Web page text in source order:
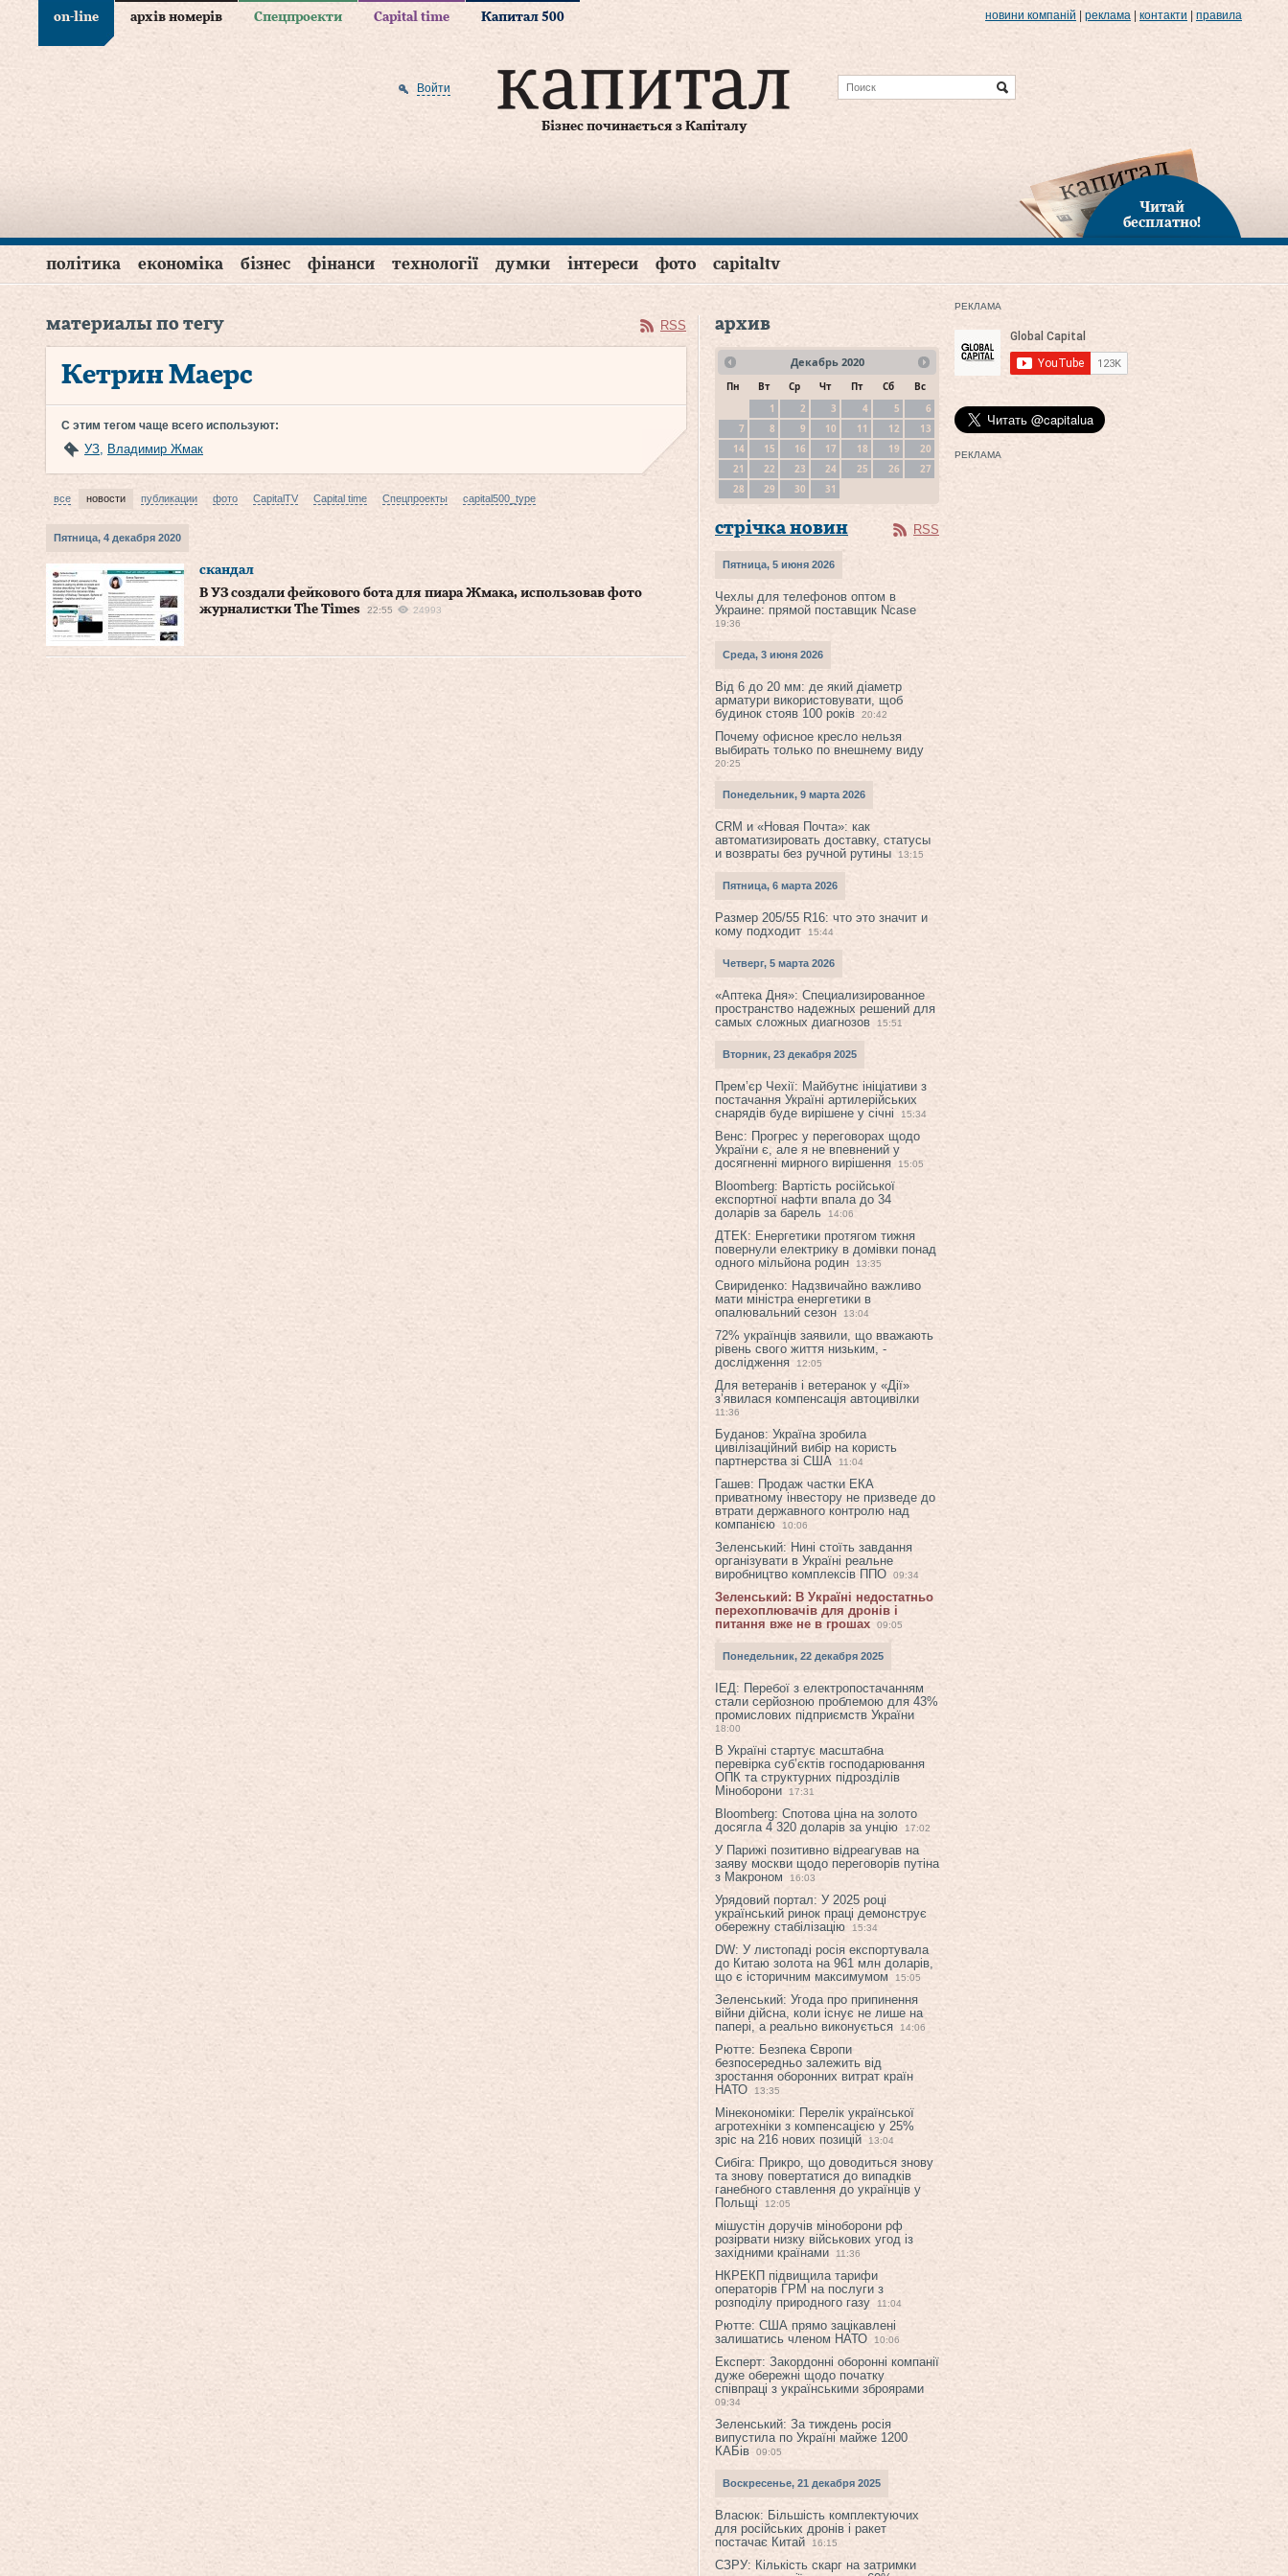
on-line архів номерів Спецпроекти Capital time Капитал 500 новини компаній реклама контакти правила
Бізнес починається з Капіталу
Войти
Читай
бесплатно!
політика економіка бізнес фінанси технології думки інтереси фото capitaltv
материалы по тегу RSS
Кетрин Маерс
С этим тегом чаще всего используют:
УЗ, Владимир Жмак
все новости публикации фото CapitalTV Capital time Спецпроекты capital500_type
Пятница, 4 декабря 2020
скандал
В УЗ создали фейкового бота для пиара Жмака, использовав фото
журналистки Тhe Times
22:55 24993
архив
Декабрь 2020
Пн Вт Ср Чт Пт Сб
Вс
1
2 3 4 5
6
7
8 9 10 11 12
13
14
15 16 17 18 19
20
21
22 23 24 25 26
27
28
29 30 31
стрічка новин RSS
Пятница, 5 июня 2026
Чехлы для телефонов оптом в
Украине: прямой поставщик Ncase
19:36
Среда, 3 июня 2026
Від 6 до 20 мм: де який діаметр
арматури використовувати, щоб
будинок стояв 100 років
20:42
Почему офисное кресло нельзя
выбирать только по внешнему виду
20:25
Понедельник, 9 марта 2026
CRM и «Новая Почта»: как
автоматизировать доставку, статусы
и возвраты без ручной рутины
13:15
Пятница, 6 марта 2026
Размер 205/55 R16: что это значит и
кому подходит
15:44
Четверг, 5 марта 2026
«Аптека Дня»: Специализированное
пространство надежных решений для
самых сложных диагнозов
15:51
Вторник, 23 декабря 2025
Прем’єр Чехії: Майбутнє ініціативи з
постачання Україні артилерійських
снарядів буде вирішене у січні
15:34
Венс: Прогрес у переговорах щодо
України є, але я не впевнений у
досягненні мирного вирішення
15:05
Bloomberg: Вартість російської
експортної нафти впала до 34
доларів за барель
14:06
ДТЕК: Енергетики протягом тижня
повернули електрику в домівки понад
одного мільйона родин
13:35
Свириденко: Надзвичайно важливо
мати міністра енергетики в
опалювальний сезон
13:04
72% українців заявили, що вважають
рівень свого життя низьким, -
дослідження
12:05
Для ветеранів і ветеранок у «Дії»
з’явилася компенсація автоцивілки
11:36
Буданов: Україна зробила
цивілізаційний вибір на користь
партнерства зі США
11:04
Гашев: Продаж частки ЕКА
приватному інвестору не призведе до
втрати державного контролю над
компанією
10:06
Зеленський: Нині стоїть завдання
організувати в Україні реальне
виробництво комплексів ППО
09:34
Зеленський: В Україні недостатньо
перехоплювачів для дронів і
питання вже не в грошах
09:05
Понедельник, 22 декабря 2025
ІЕД: Перебої з електропостачанням
стали серйозною проблемою для 43%
промислових підприємств України
18:00
В Україні стартує масштабна
перевірка суб’єктів господарювання
ОПК та структурних підрозділів
Міноборони
17:31
Bloomberg: Спотова ціна на золото
досягла 4 320 доларів за унцію
17:02
У Парижі позитивно відреагував на
заяву москви щодо переговорів путіна
з Макроном
16:03
Урядовий портал: У 2025 році
український ринок праці демонструє
обережну стабілізацію
15:34
DW: У листопаді росія експортувала
до Китаю золота на 961 млн доларів,
що є історичним максимумом
15:05
Зеленський: Угода про припинення
війни дійсна, коли існує не лише на
папері, а реально виконується
14:06
Рютте: Безпека Європи
безпосередньо залежить від
зростання оборонних витрат країн
НАТО
13:35
Мінекономіки: Перелік української
агротехніки з компенсацією у 25%
зріс на 216 нових позицій
13:04
Сибіга: Прикро, що доводиться знову
та знову повертатися до випадків
ганебного ставлення до українців у
Польщі
12:05
мішустін доручів міноборони рф
розірвати низку військових угод із
західними країнами
11:36
НКРЕКП підвищила тарифи
операторів ГРМ на послуги з
розподілу природного газу
11:04
Рютте: США прямо зацікавлені
залишатись членом НАТО
10:06
Експерт: Закордонні оборонні компанії
дуже обережні щодо початку
співпраці з українськими зброярами
09:34
Зеленський: За тиждень росія
випустила по Україні майже 1200
КАБів
09:05
Воскресенье, 21 декабря 2025
Власюк: Більшість комплектуючих
для російських дронів і ракет
постачає Китай
16:15
СЗРУ: Кількість скарг на затримки
РЕКЛАМА
РЕКЛАМА